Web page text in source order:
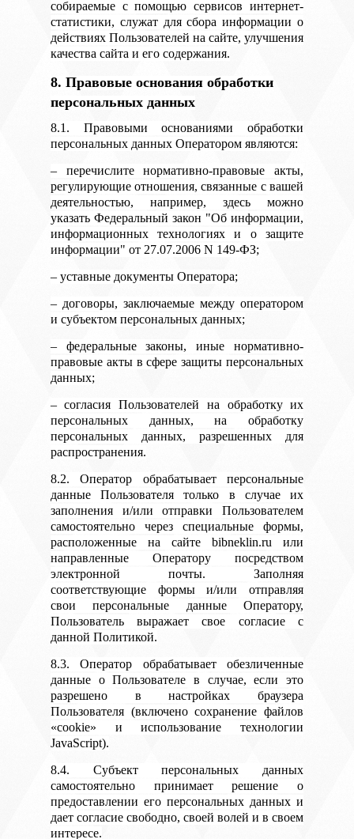
собираемые с помощью сервисов интернет-
статистики, служат для сбора информации о
действиях Пользователей на сайте, улучшения
качества сайта и его содержания.
8. Правовые основания обработки
персональных данных
8.1. Правовыми основаниями обработки
персональных данных Оператором являются:
– перечислите нормативно-правовые акты,
регулирующие отношения, связанные с вашей
деятельностью, например, здесь можно
указать Федеральный закон "Об информации,
информационных технологиях и о защите
информации" от 27.07.2006 N 149-ФЗ;
– уставные документы Оператора;
– договоры, заключаемые между оператором
и субъектом персональных данных;
– федеральные законы, иные нормативно-
правовые акты в сфере защиты персональных
данных;
– согласия Пользователей на обработку их
персональных данных, на обработку
персональных данных, разрешенных для
распространения.
8.2. Оператор обрабатывает персональные
данные Пользователя только в случае их
заполнения и/или отправки Пользователем
самостоятельно через специальные формы,
расположенные на сайте bibneklin.ru или
направленные Оператору посредством
электронной почты. Заполняя
соответствующие формы и/или отправляя
свои персональные данные Оператору,
Пользователь выражает свое согласие с
данной Политикой.
8.3. Оператор обрабатывает обезличенные
данные о Пользователе в случае, если это
разрешено в настройках браузера
Пользователя (включено сохранение файлов
«cookie» и использование технологии
JavaScript).
8.4. Субъект персональных данных
самостоятельно принимает решение о
предоставлении его персональных данных и
дает согласие свободно, своей волей и в своем
интересе.